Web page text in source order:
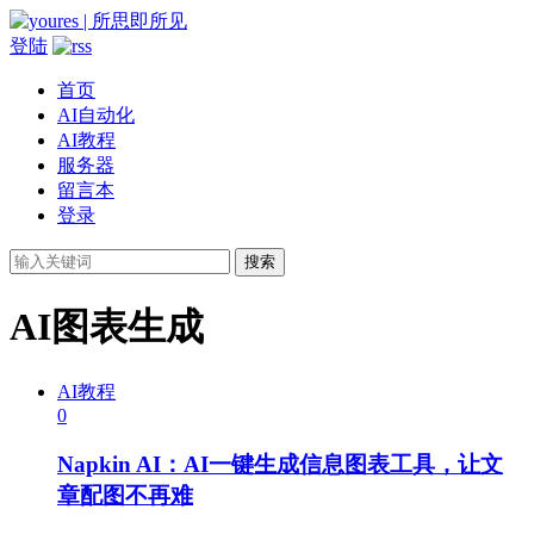
登陆
首页
AI自动化
AI教程
服务器
留言本
登录
搜索
AI图表生成
AI教程
0
Napkin AI：AI一键生成信息图表工具，让文
章配图不再难